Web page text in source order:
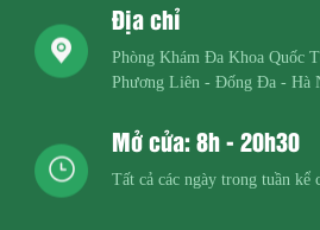
Địa chỉ
Phòng Khám Đa Khoa Quốc
Phương Liên - Đống Đa - Hà
Mở cửa: 8h - 20h30
Tất cả các ngày trong tuần kể